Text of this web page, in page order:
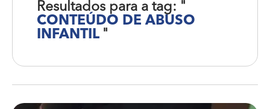
Resultados para a tag: "
CONTEÚDO DE ABUSO
INFANTIL "